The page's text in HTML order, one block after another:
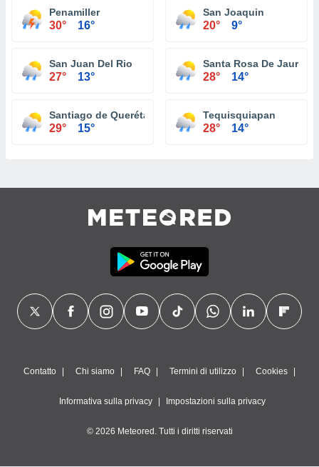
Penamiller
30° 16°
San Joaquin
20° 9°
San Juan Del Rio
27° 13°
Santa Rosa De Jauregui
28° 14°
Santiago de Querétaro
29° 15°
Tequisquiapan
28° 14°
Contatto Chi siamo FAQ Termini di utilizzo Cookies
Informativa sulla privacy Impostazioni sulla privacy
© 2026 Meteored. Tutti i diritti riservati